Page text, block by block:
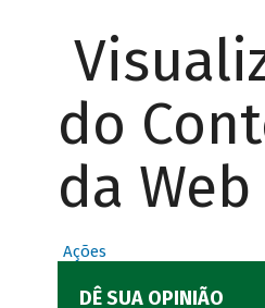
do
da Web
Ações
DÊ SUA OPINIÃO